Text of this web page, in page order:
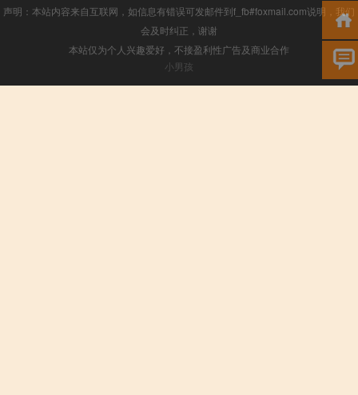
声明：本站内容来自互联网，如信息有错误可发邮件到f_fb#foxmail.com说明，我们
会及时纠正，谢谢
本站仅为个人兴趣爱好，不接盈利性广告及商业合作
小男孩